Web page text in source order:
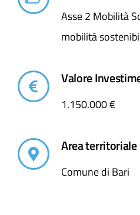
Asse 2 Mobilità
mobilità
Valore
1.150.000 €
Area territoriale
Comune di Bari